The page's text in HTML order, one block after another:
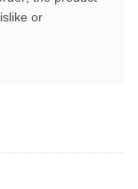
or
sinh nhật - BG037